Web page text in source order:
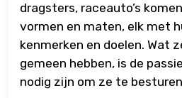
dragsters, raceauto’s
vormen en maten, elk met
kenmerken en doelen. Wat
gemeen hebben, is de
nodig zijn om ze te